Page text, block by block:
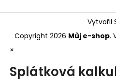
Vytvořil
Copyright 2026 Můj e-shop.
×
Splátková